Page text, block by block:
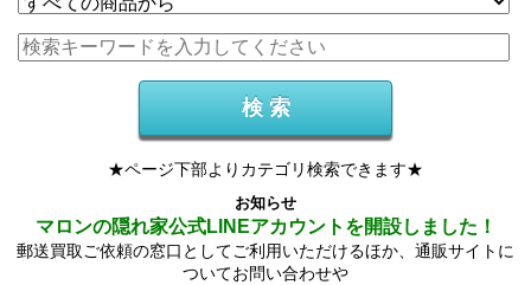
★ページ下部よりカテゴリ検索できます★
お知らせ
マロンの隠れ家公式LINEアカウントを開設しました！
郵送買取ご依頼の窓口としてご利用いただけるほか、通販サイトに
ついてお問い合わせや